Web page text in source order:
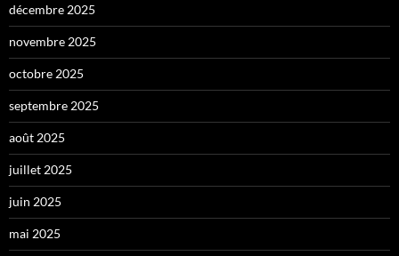
décembre 2025
novembre 2025
octobre 2025
septembre 2025
août 2025
juillet 2025
juin 2025
mai 2025